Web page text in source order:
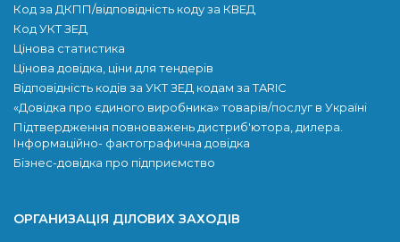
Код за ДКПП/відповідність коду за КВЕД
Код УКТ ЗЕД
Цінова статистика
Цінова довідка, ціни для тендерів
Відповідність кодів за УКТ ЗЕД кодам за TARIC
«Довідка про єдиного виробника» товарів/послуг в Україні
Підтвердження повноважень дистриб'ютора, дилера.
Інформаційно- фактографична довідка
Бізнес-довідка про підприємство
ОРГАНИЗАЦІЯ ДІЛОВИХ ЗАХОДІВ